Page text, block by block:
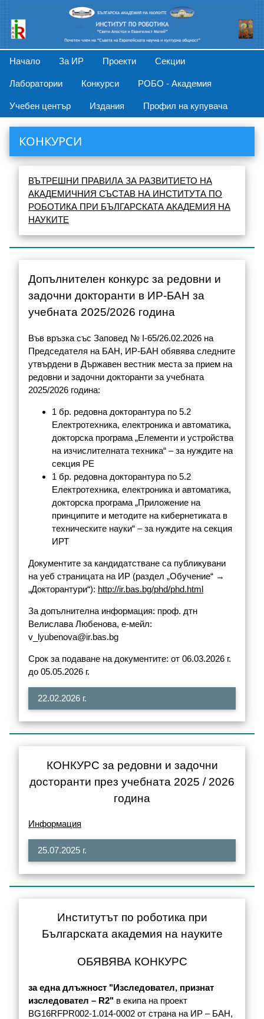
Начало За ИР Проекти Секции
Лаборатории Конкурси РОБО - Академия
Учебен център Издания Профил на купувача
КОНКУРСИ
ВЪТРЕШНИ ПРАВИЛА ЗА РАЗВИТИЕТО НА
АКАДЕМИЧНИЯ СЪСТАВ НА ИНСТИТУТА ПО
РОБОТИКА ПРИ БЪЛГАРСКАТА АКАДЕМИЯ НА
НАУКИТЕ
Допълнителен конкурс за редовни и
задочни докторанти в ИР-БАН за
учебната 2025/2026 година
Във връзка със Заповед № I-65/26.02.2026 на
Председателя на БАН, ИР-БАН обявява следните
утвърдени в Държавен вестник места за прием на
редовни и задочни докторанти за учебната
2025/2026 година:
1 бр. редовна докторантура по 5.2
Електротехника, електроника и автоматика,
докторска програма „Елементи и устройства
на изчислителната техника“ – за нуждите на
секция РЕ
1 бр. редовна докторантура по 5.2
Електротехника, електроника и автоматика,
докторска програма „Приложение на
принципите и методите на кибернетиката в
техническите науки“ – за нуждите на секция
ИРТ
Документите за кандидатстване са публикувани
на уеб страницата на ИР (раздел „Обучение“ →
„Докторантури“): http://ir.bas.bg/phd/phd.html
За допълнителна информация: проф. дтн
Велислава Любенова, е-мейл:
v_lyubenova@ir.bas.bg
Срок за подаване на документите: от 06.03.2026 г.
до 05.05.2026 г.
22.02.2026 г.
КОНКУРС за редовни и задочни
досторанти през учебната 2025 / 2026
година
Информация
25.07.2025 г.
Институтът по роботика при
Българската академия на науките
ОБЯВЯВА КОНКУРС
за една длъжност "Изследовател, признат
изследовател – R2" в екипа на проект
BG16RFPR002-1.014-0002 от страна на ИР – БАН,